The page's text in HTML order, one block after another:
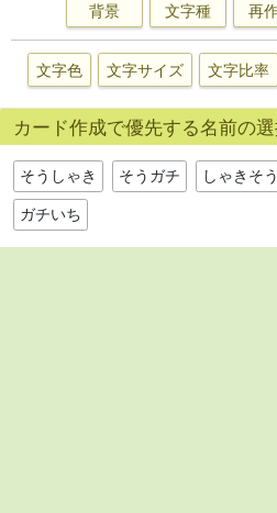
背景 文字種 再
文字色 文字サイズ 文字比率
カード作成で優先する名前の
そうしゃき そうガチ しゃきそう
ガチいち